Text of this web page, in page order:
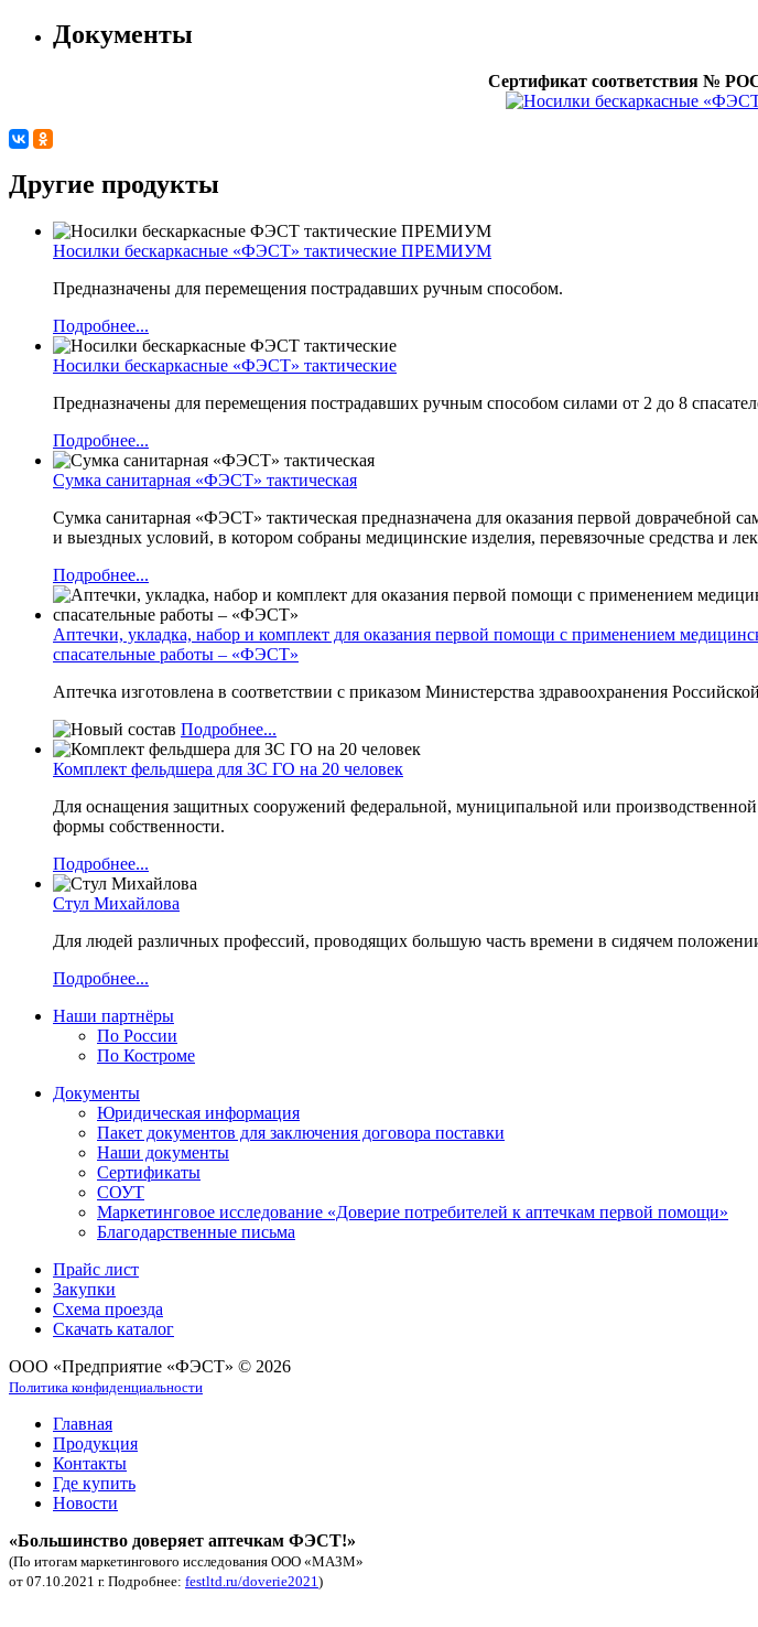
Документы
Сертификат соответствия №
Другие продукты
Носилки бескаркасные «ФЭСТ» тактические ПРЕМИУМ
Предназначены для перемещения пострадавших ручным способом.
Подробнее...
Носилки бескаркасные «ФЭСТ» тактические
Предназначены для перемещения пострадавших ручным способом силами от 2 до 8
Подробнее...
Сумка санитарная «ФЭСТ» тактическая
Сумка санитарная «ФЭСТ» тактическая предназначена для оказания первой
и выездных условий, в котором собраны медицинские изделия, перевязочные средства и
Подробнее...
Аптечки, укладка, набор и комплект для оказания первой помощи с применением
спасательные работы – «ФЭСТ»
Аптечка изготовлена в соответствии с приказом Министерства здравоохранения
Подробнее...
Комплект фельдшера для ЗС ГО на 20 человек
Для оснащения защитных сооружений федеральной, муниципальной или
формы собственности.
Подробнее...
Стул Михайлова
Для людей различных профессий, проводящих большую часть времени в сидячем
Подробнее...
Наши партнёры
По России
По Костроме
Документы
Юридическая информация
Пакет документов для заключения договора поставки
Наши документы
Сертификаты
СОУТ
Маркетинговое исследование «Доверие потребителей к аптечкам первой помощи»
Благодарственные письма
Прайс лист
Закупки
Схема проезда
Скачать каталог
ООО «Предприятие «ФЭСТ» © 2026
Политика конфиденциальности
Главная
Продукция
Контакты
Где купить
Новости
«Большинство доверяет аптечкам ФЭСТ!»
(По итогам маркетингового исследования ООО «МАЗМ»
от 07.10.2021 г. Подробнее: festltd.ru/doverie2021)